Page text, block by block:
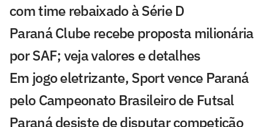
com time rebaixado à Série D
Paraná Clube recebe proposta milionária
por SAF; veja valores e detalhes
Em jogo eletrizante, Sport vence Paraná
pelo Campeonato Brasileiro de Futsal
Paraná desiste de disputar competição